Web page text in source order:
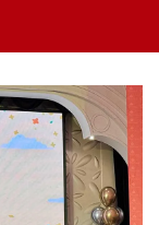
Systemen